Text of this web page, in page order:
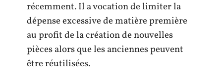
récemment. Il a vocation de limiter la
dépense excessive de matière première
au profit de la création de nouvelles
pièces alors que les anciennes peuvent
être réutilisées.